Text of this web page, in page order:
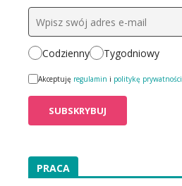
Codzienny Tygodniowy
Akceptuję regulamin i politykę prywatności
PRACA